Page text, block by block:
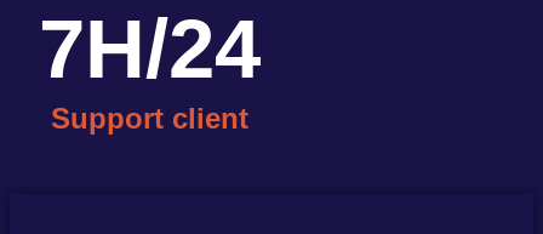
Support client
7H/24